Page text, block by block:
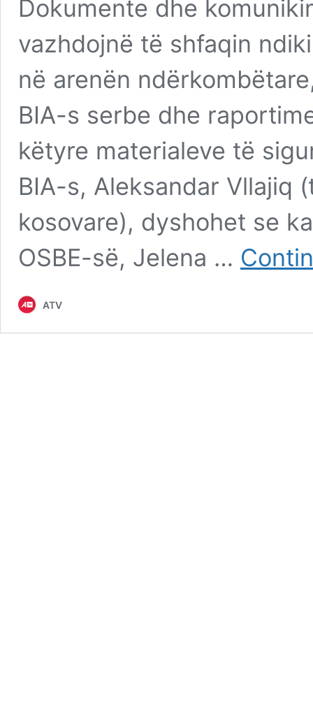
Dokumente dhe
vazhdojnë të shfaqin
në arenën
BIA-s serbe dhe
këtyre materialeve të
BIA-s, Aleksandar Vllajiq
kosovare), dyshohet se
OSBE-së, Jelena …
ATV